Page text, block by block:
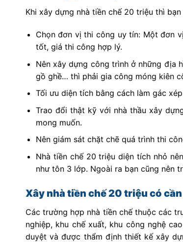
Khi xây dựng nhà tiền chế 20 triệu thì
Chọn đơn vị thi công uy tín: Một đơn
tốt, giá thi công hợp lý.
Nên xây dựng công trình ở những địa
gồ ghề… thì phải gia công móng kiên
Tối ưu diện tích bằng cách làm gác
Trao đổi thật kỹ với nhà thầu xây
mong muốn.
Nên giám sát chặt chẽ quá trình thi
Nhà tiền chế 20 triệu diện tích nhỏ
như tôn 3 lớp. Ngoài ra bạn cũng nên
Xây nhà tiền chế 20 triệu có
Các trường hợp nhà tiền chế thuộc các
nghiệp, khu chế xuất, khu công nghệ
duyệt và được thẩm định thiết kế xây